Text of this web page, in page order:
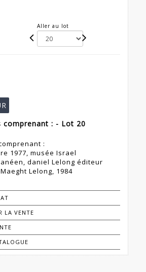
Aller au lot
comprenant : - Lot 20
:
1977, musée Israel
daniel Lelong éditeur
Lelong, 1984
LA VENTE